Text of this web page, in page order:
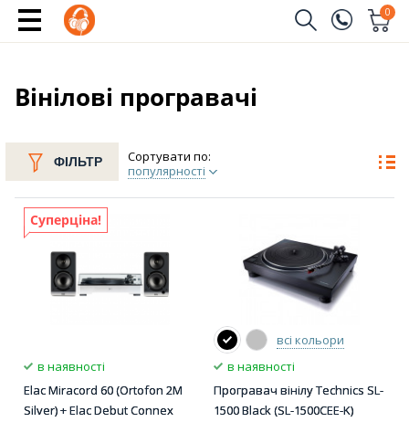
0
Телефон
Вінілові програвачі
ФІЛЬТР
Сортувати по:
популярності
Суперціна!
в наявності
Elac Miracord 60 (Ortofon 2M
Silver) + Elac Debut Connex
всі кольори
в наявності
Програвач вінілу Technics SL-
1500 Black (SL-1500CEE-K)